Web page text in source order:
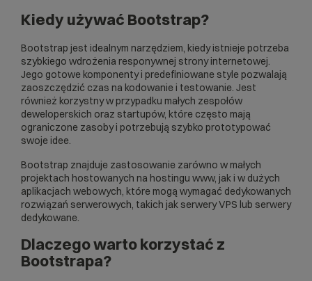
Kiedy używać Bootstrap?
Bootstrap jest idealnym narzędziem, kiedy istnieje potrzeba
szybkiego wdrożenia responywnej strony internetowej.
Jego gotowe komponenty i predefiniowane style pozwalają
zaoszczędzić czas na kodowanie i testowanie. Jest
również korzystny w przypadku małych zespołów
deweloperskich oraz startupów, które często mają
ograniczone zasoby i potrzebują szybko prototypować
swoje idee.
Bootstrap znajduje zastosowanie zarówno w małych
projektach hostowanych na hostingu www, jak i w dużych
aplikacjach webowych, które mogą wymagać dedykowanych
rozwiązań serwerowych, takich jakserwery VPS lub serwery
dedykowane.
Dlaczego warto korzystać z
Bootstrapa?